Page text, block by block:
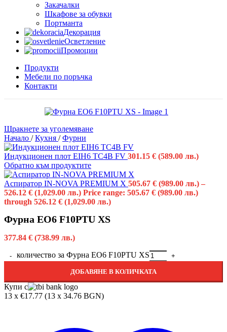
Закачалки
Шкафове за обувки
Портманта
Декорация
Осветление
Промоции
Продукти
Мебели по поръчка
Контакти
Щракнете за уголемяване
Начало / Кухня / Фурни
Индукционен плот EIH6 TC4B FV 301.15 € (589.00 лв.)
Обратно към продуктите
Аспиратор IN-NOVA PREMIUM X 505.67 € (989.00 лв.) –
526.12 € (1,029.00 лв.) Price range: 505.67 € (989.00 лв.)
through 526.12 € (1,029.00 лв.)
Фурна EO6 F10PTU XS
377.84 € (738.99 лв.)
количество за Фурна EO6 F10PTU XS
ДОБАВЯНЕ В КОЛИЧКАТА
Купи с
13 x €17.77 (13 x 34.76 BGN)